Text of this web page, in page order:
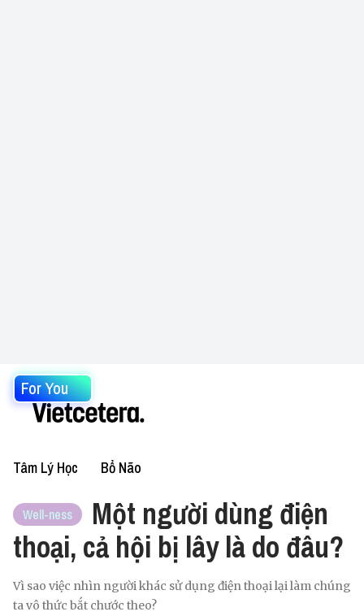
For You
Tâm Lý Học Bổ Não
Well-ness
Một người dùng điện
thoại, cả hội bị lây là do đâu?
Vì sao việc nhìn người khác sử dụng điện thoại lại làm chúng
ta vô thức bắt chước theo?